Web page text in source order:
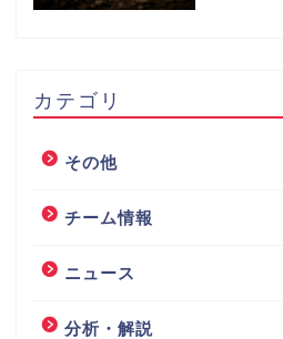
カテゴリ
その他
チーム情報
ニュース
分析・解説